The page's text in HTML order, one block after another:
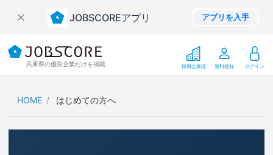
JOBSCOREアプリ アプリを入手
兵庫県の優良企業だけを掲載 採用企業様 無料登録 ログイン
HOME はじめての方へ